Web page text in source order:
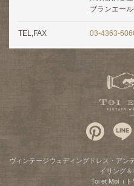
ブランエー
TEL,FAX 03-4363-
ヴィンテージウェディングドレス・ア
イリング
Toi et Moi（ト